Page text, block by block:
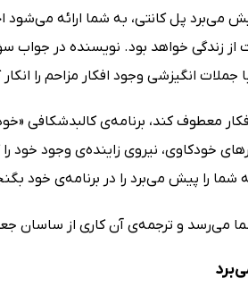
پل کانتی، به شما ارائه می‌شود
زندگی خواهد بود. نویسنده در جواب
انگیزشی وجود افکار مزاحم را انکار
معطوف کند، برنامه‌ی کالبدشکافی
خودکاوی، نیروی زاینده‌ی وجود خود
شما را پیش می‌برد را در برنامه‌ی خود
می‌رسد و ترجمه‌ی آن کاری از ساسان